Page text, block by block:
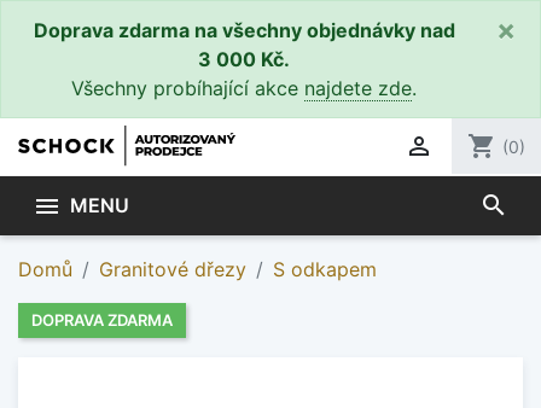
Doprava zdarma na všechny objednávky nad
3 000 Kč.
Všechny probíhající akce najdete zde.
×
 shopping_cart (0)
 MENU search
Domů Granitové dřezy S odkapem
DOPRAVA ZDARMA